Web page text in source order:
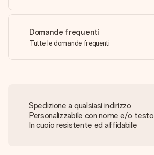
Domande frequenti
Tutte le domande frequenti
Spedizione a qualsiasi indirizzo
Personalizzabile con nome e/o testo
In cuoio resistente ed affidabile